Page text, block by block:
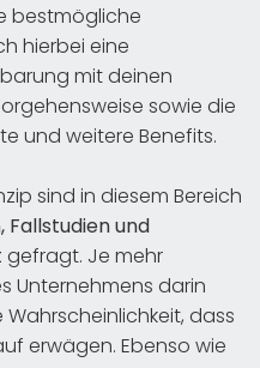
bestmögliche
hierbei eine
mit deinen
sowie die
und weitere Benefits.
sind in diesem Bereich
und
gefragt. Je mehr
Unternehmens darin
dass
erwägen. Ebenso wie